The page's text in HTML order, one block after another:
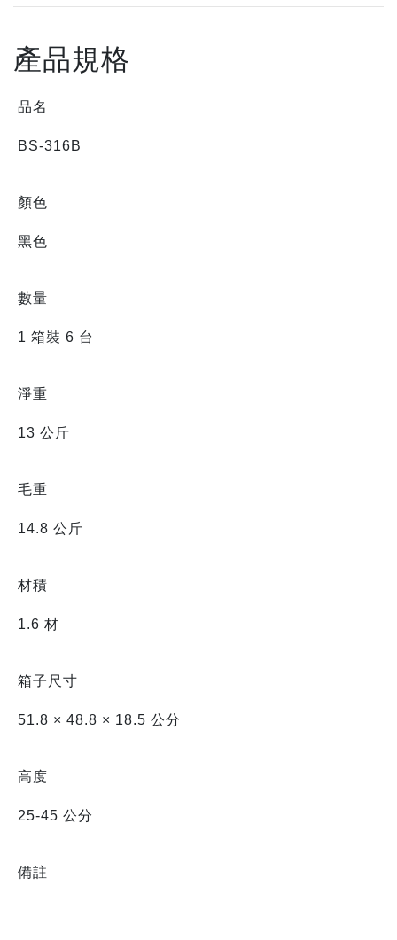
產品規格
品名
BS-316B
顏色
黑色
數量
1 箱裝 6 台
淨重
13 公斤
毛重
14.8 公斤
材積
1.6 材
箱子尺寸
51.8 × 48.8 × 18.5 公分
高度
25-45 公分
備註